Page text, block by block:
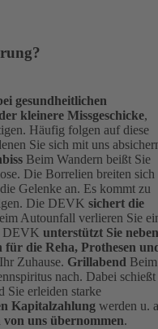
gesundheitlichen
kleinere Missgeschicke,
Häufig folgen auf diese
Sie sich mit uns
Beim Wandern beißt Sie
Die Borrelien breiten sich
Gelenke an. Es kommt zu
Die DEVK sichert die
Autounfall verlieren Sie
DEVK unterstützt Sie neben
die Reha, Prothesen
Zuhause. Grillabend Beim
nach. Dabei schießt
Sie erleiden starke
Kapitalzahlung werden u.
uns übernommen.